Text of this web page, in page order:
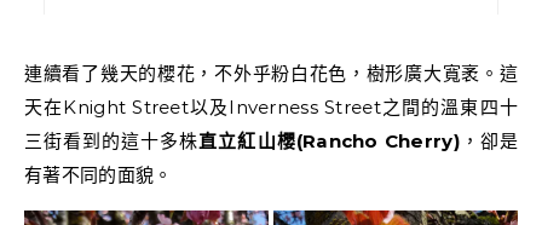
連續看了幾天的櫻花，不外乎粉白花色，樹形廣大寬袤。這
天在Knight Street以及Inverness Street之間的溫東四十
三街看到的這十多株直立紅山櫻(Rancho Cherry)，卻是
有著不同的面貌。